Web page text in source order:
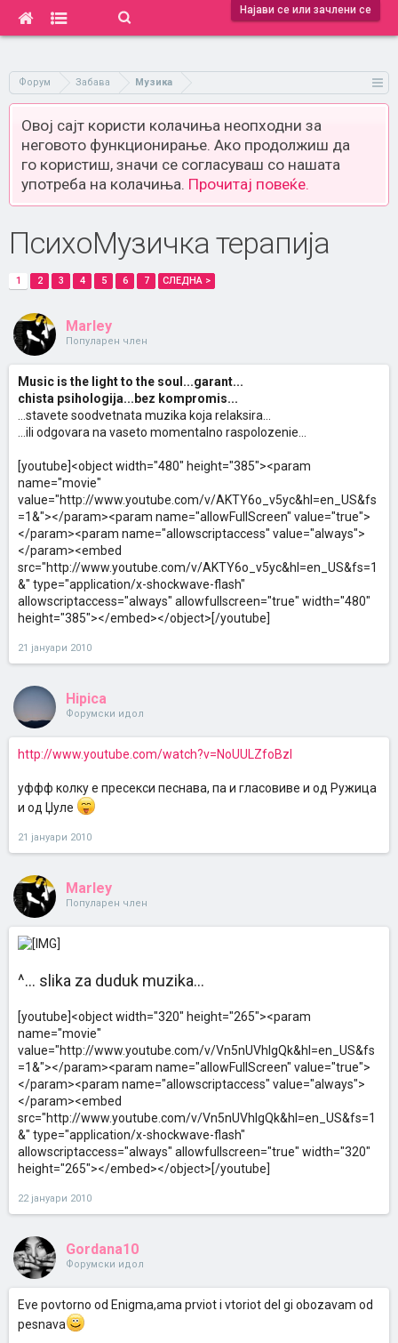
Најави се или зачлени се
Форум Забава Музика
Овој сајт користи колачиња неопходни за
неговото функционирање. Ако продолжиш да
го користиш, значи се согласуваш со нашата
употреба на колачиња. Прочитај повеќе.
ПсихоМузичка терапија
1 2 3 4 5 6 7 СЛЕДНА >
Marley
Популарен член
Music is the light to the soul...garant...
chista psihologija...bez kompromis...
...stavete soodvetnata muzika koja relaksira...
...ili odgovara na vaseto momentalno raspolozenie...
[youtube]<object width="480" height="385"><param
name="movie"
value="http://www.youtube.com/v/AKTY6o_v5yc&hl=en_US&fs
=1&"></param><param name="allowFullScreen" value="true">
</param><param name="allowscriptaccess" value="always">
</param><embed
src="http://www.youtube.com/v/AKTY6o_v5yc&hl=en_US&fs=1
&" type="application/x-shockwave-flash"
allowscriptaccess="always" allowfullscreen="true" width="480"
height="385"></embed></object>[/youtube]
21 јануари 2010
Hipica
Форумски идол
http://www.youtube.com/watch?v=NoUULZfoBzI
уффф колку е пресекси песнава, па и гласовиве и од Ружица
и од Џуле
21 јануари 2010
Marley
Популарен член
^... slika za duduk muzika...
[youtube]<object width="320" height="265"><param
name="movie"
value="http://www.youtube.com/v/Vn5nUVhIgQk&hl=en_US&fs
=1&"></param><param name="allowFullScreen" value="true">
</param><param name="allowscriptaccess" value="always">
</param><embed
src="http://www.youtube.com/v/Vn5nUVhIgQk&hl=en_US&fs=1
&" type="application/x-shockwave-flash"
allowscriptaccess="always" allowfullscreen="true" width="320"
height="265"></embed></object>[/youtube]
22 јануари 2010
Gordana10
Форумски идол
Eve povtorno od Enigma,ama prviot i vtoriot del gi obozavam od
pesnava